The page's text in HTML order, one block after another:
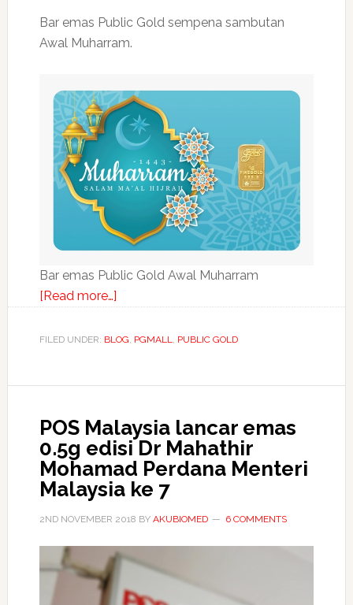
Bar emas Public Gold sempena sambutan
Awal Muharram.
Bar emas Public Gold Awal Muharram
[Read more…]about
Emas
FILED UNDER: BLOG, PGMALL, PUBLIC GOLD
POS Malaysia lancar emas
0.5g edisi Dr Mahathir
Mohamad Perdana Menteri
Malaysia ke 7
2ND NOVEMBER 2018 BY AKUBIOMED 6 COMMENTS